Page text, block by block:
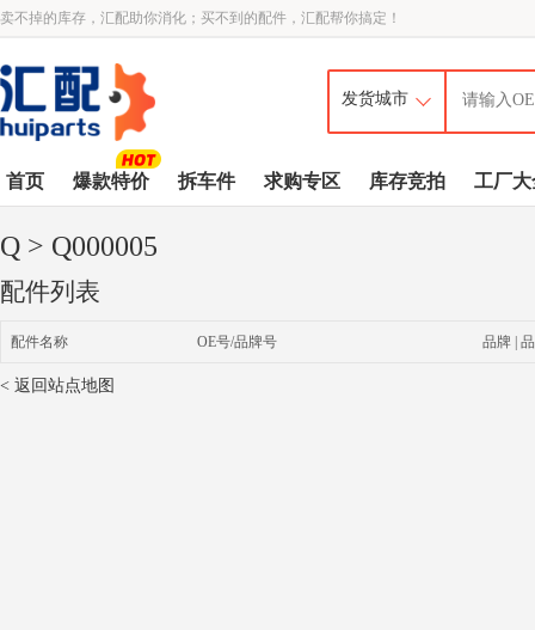
卖不掉的库存，汇配助你消化；买不到的配件，汇配帮你搞定！
首页 爆款特价 拆车件 求购专区 库存竞拍 工厂大
Q > Q000005
配件列表
配件名称 OE号/品牌号 品牌 |
< 返回站点地图